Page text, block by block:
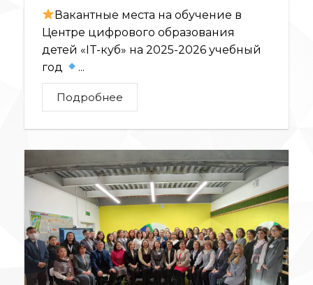
Вакантные места на обучение в
Центре цифрового образования
детей «IT-куб» на 2025-2026 учебный
год
...
Подробнее